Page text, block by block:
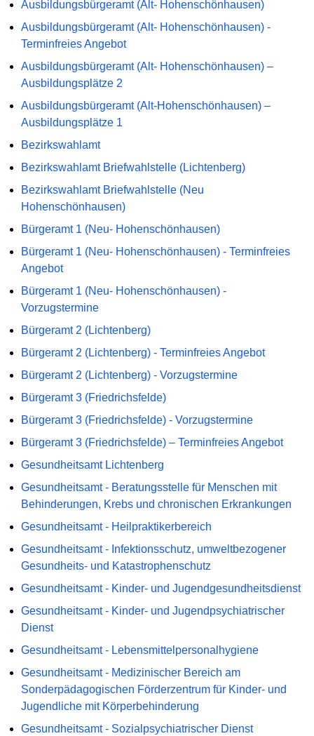
Ausbildungsbürgeramt (Alt- Hohenschönhausen)
Ausbildungsbürgeramt (Alt- Hohenschönhausen) -
Terminfreies Angebot
Ausbildungsbürgeramt (Alt- Hohenschönhausen) –
Ausbildungsplätze 2
Ausbildungsbürgeramt (Alt-Hohenschönhausen) –
Ausbildungsplätze 1
Bezirkswahlamt
Bezirkswahlamt Briefwahlstelle (Lichtenberg)
Bezirkswahlamt Briefwahlstelle (Neu
Hohenschönhausen)
Bürgeramt 1 (Neu- Hohenschönhausen)
Bürgeramt 1 (Neu- Hohenschönhausen) - Terminfreies
Angebot
Bürgeramt 1 (Neu- Hohenschönhausen) -
Vorzugstermine
Bürgeramt 2 (Lichtenberg)
Bürgeramt 2 (Lichtenberg) - Terminfreies Angebot
Bürgeramt 2 (Lichtenberg) - Vorzugstermine
Bürgeramt 3 (Friedrichsfelde)
Bürgeramt 3 (Friedrichsfelde) - Vorzugstermine
Bürgeramt 3 (Friedrichsfelde) – Terminfreies Angebot
Gesundheitsamt Lichtenberg
Gesundheitsamt - Beratungsstelle für Menschen mit
Behinderungen, Krebs und chronischen Erkrankungen
Gesundheitsamt - Heilpraktikerbereich
Gesundheitsamt - Infektionsschutz, umweltbezogener
Gesundheits- und Katastrophenschutz
Gesundheitsamt - Kinder- und Jugendgesundheitsdienst
Gesundheitsamt - Kinder- und Jugendpsychiatrischer
Dienst
Gesundheitsamt - Lebensmittelpersonalhygiene
Gesundheitsamt - Medizinischer Bereich am
Sonderpädagogischen Förderzentrum für Kinder- und
Jugendliche mit Körperbehinderung
Gesundheitsamt - Sozialpsychiatrischer Dienst